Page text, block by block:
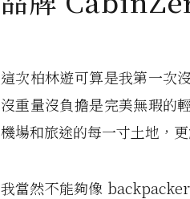
這次柏林遊可算是我第一次
沒重量沒負擔是完美無瑕的
機場和旅途的每一寸土地，
我當然不能夠像